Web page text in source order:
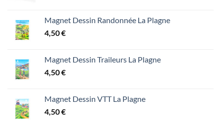
Magnet Dessin Randonnée La Plagne
4,50€
Magnet Dessin Traileurs La Plagne
4,50€
Magnet Dessin VTT La Plagne
4,50€